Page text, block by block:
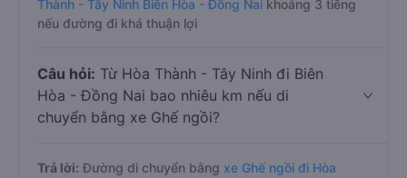
Thành - Tây Ninh Biên Hòa - Đồng Nai khoảng 3 tiếng
nếu đường đi khá thuận lợi
Câu hỏi: Từ Hòa Thành - Tây Ninh đi Biên
Hòa - Đồng Nai bao nhiêu km nếu di
chuyển bằng xe Ghế ngồi?
Trả lời: Đường di chuyển bằng xe Ghế ngồi đi Hòa